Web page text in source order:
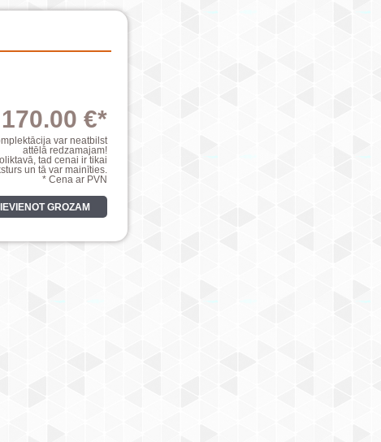
170.00 €*
var neatbilst
attēlā redzamajam!
tad cenai ir tikai
un tā var mainīties.
* Cena ar PVN
GROZAM